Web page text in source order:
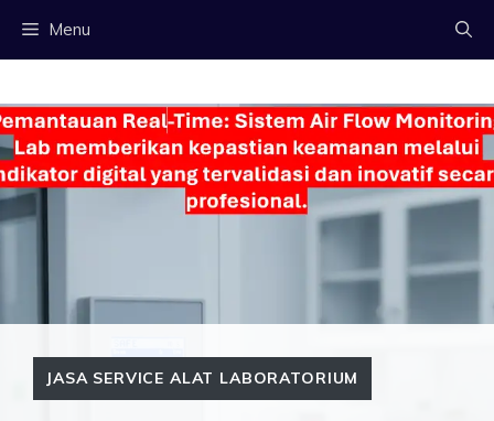
Menu
JASA SERVICE ALAT LABORATORIUM